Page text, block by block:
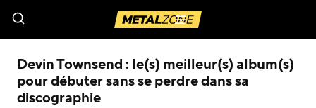
Menu
Devin Townsend : le(s) meilleur(s) album(s)
pour débuter sans se perdre dans sa
discographie